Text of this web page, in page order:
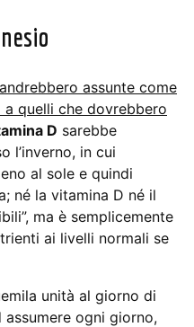
assunte come
quelli che dovrebbero
D sarebbe
l’inverno, in cui
al sole e quindi
né la vitamina D né il
ma è semplicemente
ai livelli normali se
unità al giorno di
ogni giorno,